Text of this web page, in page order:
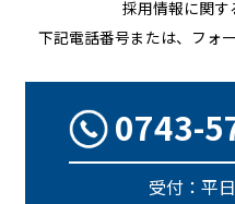
採用情報に関す
下記電話番号または、フォ
0743-
受付：平